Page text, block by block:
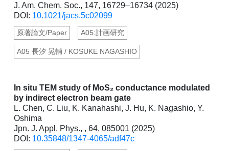
J. Am. Chem. Soc., 147, 16729–16734 (2025)
DOI: 10.1021/jacs.5c02099
原著論文/Paper A05:計画研究
A05 長汐 晃輔 / KOSUKE NAGASHIO
In situ TEM study of MoS₂ conductance modulated
by indirect electron beam gate
L. Chen, C. Liu, K. Kanahashi, J. Hu, K. Nagashio, Y.
Oshima
Jpn. J. Appl. Phys., , 64, 085001 (2025)
DOI: 10.35848/1347-4065/adf47c